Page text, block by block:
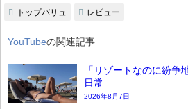
トップバリュ レビュー
YouTubeの関連記事
「リゾートなのに紛争
日常
2026年8月7日